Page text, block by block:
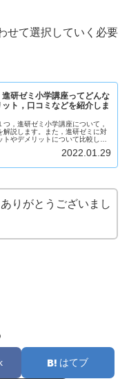
せて選択していく必要
研ゼミ小学講座ってどんな
ト，口コミなどを紹介しま
つ，進研ゼミ小学講座について，
解説します。また，進研ゼミに対
トやデメリットについて比較して
2022.01.29
りがとうございまし
はてブ